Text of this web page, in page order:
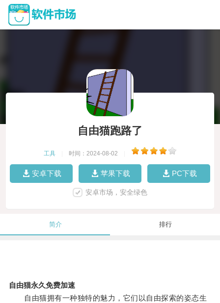
自由猫跑路了
工具 时间：2024-08-02
安卓下载 苹果下载 PC下载
安卓市场，安全绿色
简介 排行
自由猫永久免费加速
自由猫拥有一种独特的魅力，它们以自由探索的姿态生